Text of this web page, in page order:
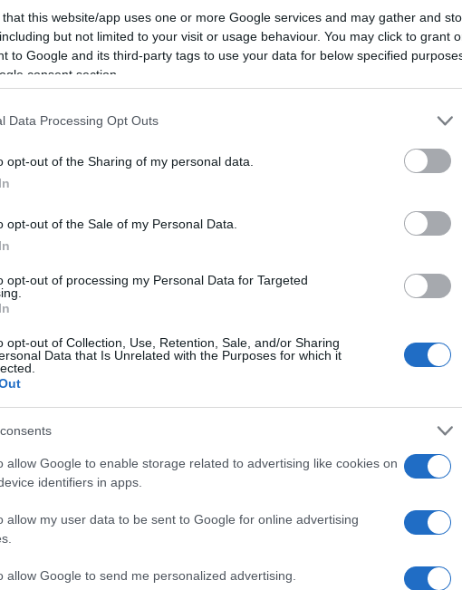
that this website/app uses one or more Google services and may gather and
but not limited to your visit or usage behaviour. You may click to grant
to Google and its third-party tags to use your data for below specified
consent section.
Data Processing Opt Outs
opt-out of the Sharing of my personal data.
opt-out of the Sale of my Personal Data.
opt-out of processing my Personal Data for Targeted
opt-out of Collection, Use, Retention, Sale, and/or Sharing
Data that Is Unrelated with the Purposes for which it
allow Google to enable storage related to advertising like cookies on
identifiers in apps.
allow my user data to be sent to Google for online advertising
allow Google to send me personalized advertising.
escursionistici
amanti della natura. I visitatori possono
escursionistici, adatti a tutti i livelli di
il fiume Isarco ai sentieri più impegnativi
ogni escursione offre l’opportunità di
di portare con voi una macchina
indimenticabili.
senza pari
dei suoi punti di forza. I ristoranti locali